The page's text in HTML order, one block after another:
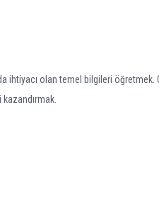
olan temel bilgileri öğretmek.